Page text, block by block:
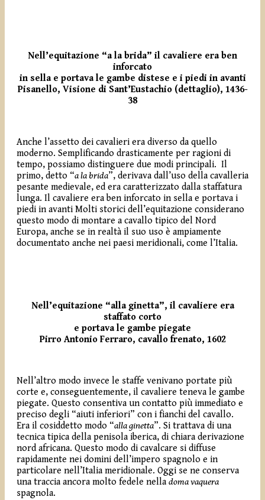
Nell’equitazione “a la brida” il cavaliere era ben
inforcato
in sella e portava le gambe distese e i piedi in avanti
Pisanello, Visione di Sant’Eustachio (dettaglio), 1436-
38
Anche l’assetto dei cavalieri era diverso da quello
moderno. Semplificando drasticamente per ragioni di
tempo, possiamo distinguere due modi principali. Il
primo, detto “a la brida”, derivava dall’uso della cavalleria
pesante medievale, ed era caratterizzato dalla staffatura
lunga. Il cavaliere era ben inforcato in sella e portava i
piedi in avanti Molti storici dell’equitazione considerano
questo modo di montare a cavallo tipico del Nord
Europa, anche se in realtà il suo uso è ampiamente
documentato anche nei paesi meridionali, come l’Italia.
Nell’equitazione “alla ginetta”, il cavaliere era
staffato corto
e portava le gambe piegate
Pirro Antonio Ferraro, cavallo frenato, 1602
Nell’altro modo invece le staffe venivano portate più
corte e, conseguentemente, il cavaliere teneva le gambe
piegate. Questo consentiva un contatto più immediato e
preciso degli “aiuti inferiori” con i fianchi del cavallo.
Era il cosiddetto modo “alla ginetta”. Si trattava di una
tecnica tipica della penisola iberica, di chiara derivazione
nord africana. Questo modo di cavalcare si diffuse
rapidamente nei domini dell’impero spagnolo e in
particolare nell’Italia meridionale. Oggi se ne conserva
una traccia ancora molto fedele nelladoma vaquera
spagnola.